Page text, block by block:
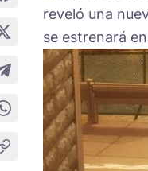
reveló una
se estrenará